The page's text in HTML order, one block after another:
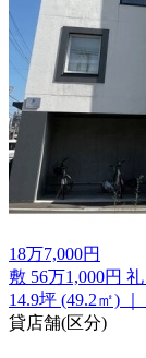
18万7,000円
敷 56万1,000円 礼
14.9坪 (49.2㎡)
貸店舗(区分)